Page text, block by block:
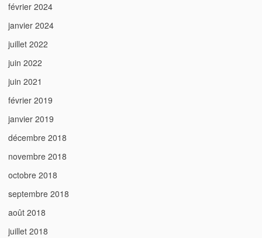
février 2024
janvier 2024
juillet 2022
juin 2022
juin 2021
février 2019
janvier 2019
décembre 2018
novembre 2018
octobre 2018
septembre 2018
août 2018
juillet 2018